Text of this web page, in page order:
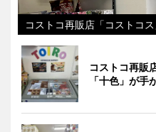
コストコ再販店「コストコ
コストコ再販
「十色」が手